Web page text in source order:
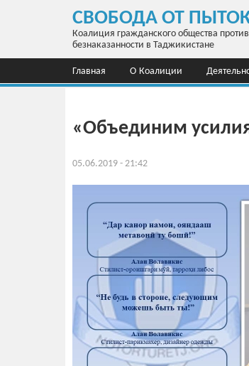
СВОБОДА ОТ
Коалиция гражданского общества
безнаказанности в Таджикистане
Главная О Коалиции
«Объединим
05.06.2019 - 21:42